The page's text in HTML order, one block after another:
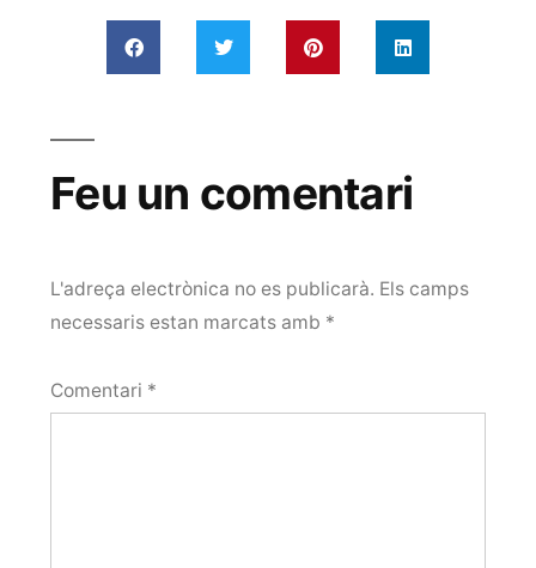
Feu un comentari
L'adreça electrònica no es publicarà. Els camps
necessaris estan marcats amb *
Comentari *